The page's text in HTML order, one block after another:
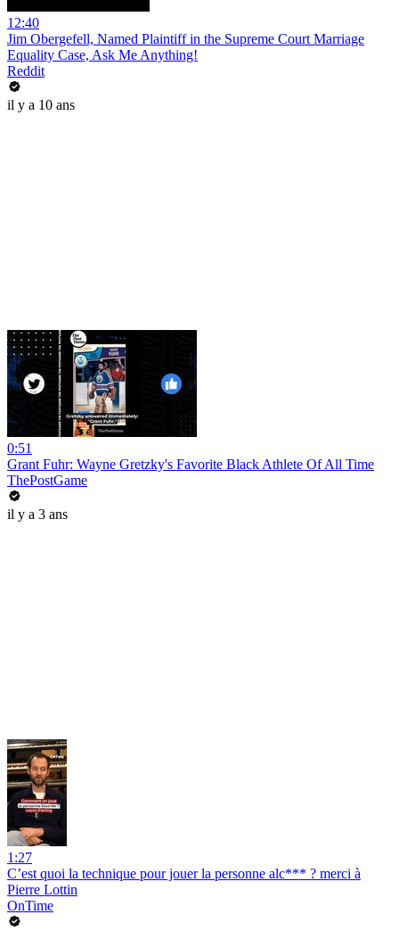
12:40
Jim Obergefell, Named Plaintiff in the Supreme Court Marriage
Equality Case, Ask Me Anything!
Reddit
il y a 10 ans
0:51
Grant Fuhr: Wayne Gretzky's Favorite Black Athlete Of All Time
ThePostGame
il y a 3 ans
1:27
C’est quoi la technique pour jouer la personne alc*** ? merci à
Pierre Lottin
OnTime